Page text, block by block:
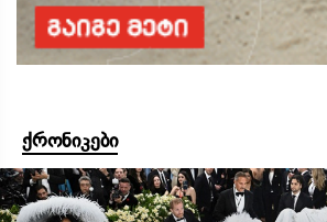
ქრონიკები